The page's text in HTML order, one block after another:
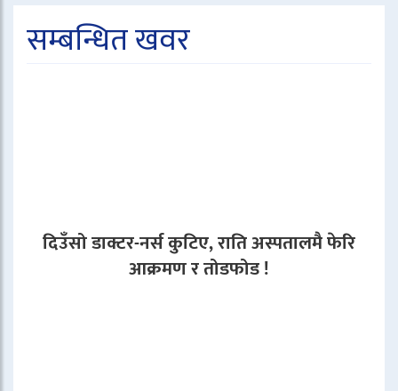
सम्बन्धित खवर
दिउँसो डाक्टर-नर्स कुटिए, राति अस्पतालमै फेरि
आक्रमण र तोडफोड !